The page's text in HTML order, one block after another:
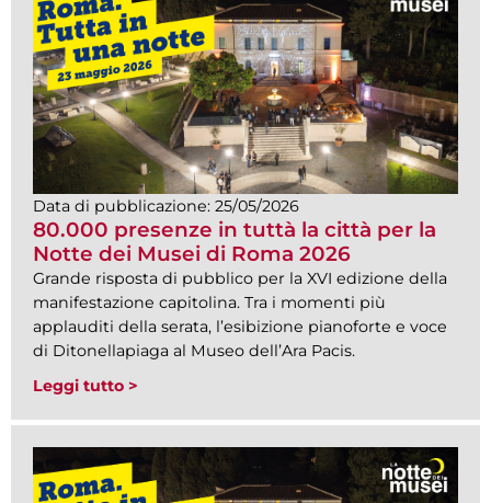
Data di pubblicazione: 25/05/2026
80.000 presenze in tuttà la città per la
Notte dei Musei di Roma 2026
Grande risposta di pubblico per la XVI edizione della
manifestazione capitolina. Tra i momenti più
applauditi della serata, l’esibizione pianoforte e voce
di Ditonellapiaga al Museo dell’Ara Pacis.
Leggi tutto >